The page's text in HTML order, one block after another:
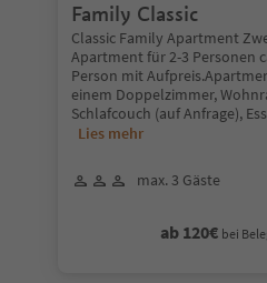
Family Classic
Classic Family Apartment
Apartment für 2-3 Personen
Person mit
einem Doppelzimmer,
Schlafcouch (auf Anfrage),
Lies mehr
max. 3 Gäste
ab 120€ bei